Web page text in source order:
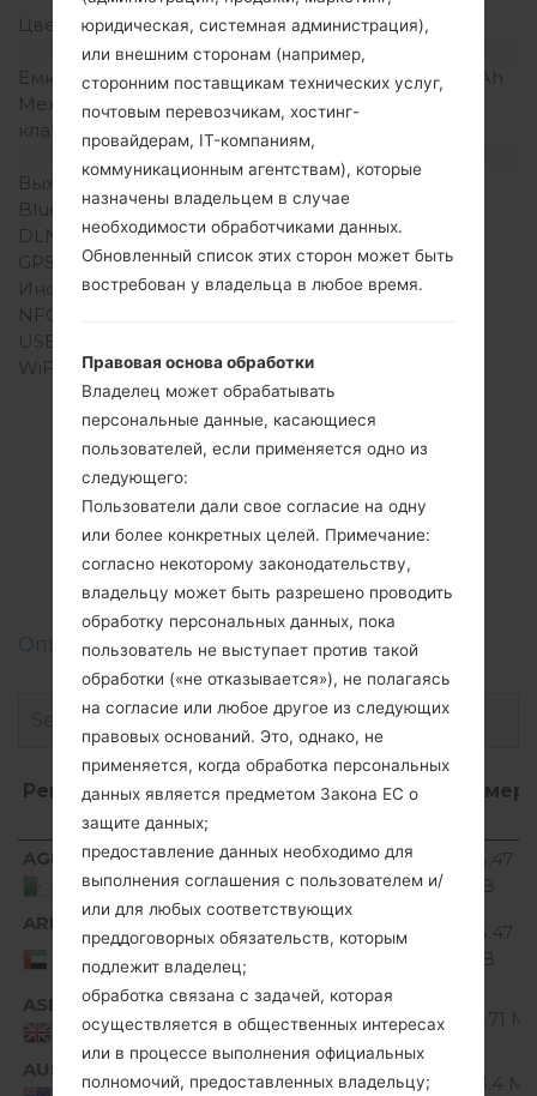
Цвета экрана
256K цветов
Аккумулятор и клавиатура
Емкость аккумулятора
Съемный Li-Ion 900 mAh
Механическая
клавиатура
-
Интерфейсы
Выход для аудио
-
Bluetooth
Версия 2.1, A2DP
DLNA
Нет
GPS
-
Инфракрасный порт
Нет
NFC
USB
WiFi
-
Прошивки
LGGS290(LGGS290)
akaLG Cookie Fresh
Описание регионов прошивок телефонов LG
Регион
Название
ОС Размер
Регион
Название
файла
ОС Размер
AGR
Algeria
V10B_00.kdz
Unknown
125.47
MiB
ARE
United Arab
Emirates
V10B_00.kdz
Unknown
125.47
MiB
ASD
United Kingdom
V10A_00.kdz
Unknown 121.71
AUS
V10C_00.kdz
Unknown 123.4
юридическая, системная администрация),
или внешним сторонам (например,
сторонним поставщикам технических услуг,
почтовым перевозчикам, хостинг-
провайдерам, IT-компаниям,
коммуникационным агентствам), которые
назначены владельцем в случае
необходимости обработчиками данных.
Обновленный список этих сторон может быть
востребован у владельца в любое время.
Правовая основа обработки
Владелец может обрабатывать
персональные данные, касающиеся
пользователей, если применяется одно из
следующего:
Пользователи дали свое согласие на одну
или более конкретных целей. Примечание:
согласно некоторому законодательству,
владельцу может быть разрешено проводить
обработку персональных данных, пока
пользователь не выступает против такой
обработки («не отказывается»), не полагаясь
на согласие или любое другое из следующих
правовых оснований. Это, однако, не
применяется, когда обработка персональных
данных является предметом Закона ЕС о
защите данных;
предоставление данных необходимо для
выполнения соглашения с пользователем и/
или для любых соответствующих
преддоговорных обязательств, которым
подлежит владелец;
обработка связана с задачей, которая
осуществляется в общественных интересах
или в процессе выполнения официальных
полномочий, предоставленных владельцу;